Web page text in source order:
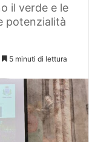
il verde e le
potenzialità
5 minuti di lettura